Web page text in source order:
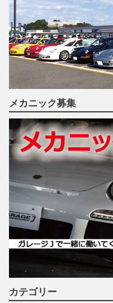
メカニック募集
カテゴリー